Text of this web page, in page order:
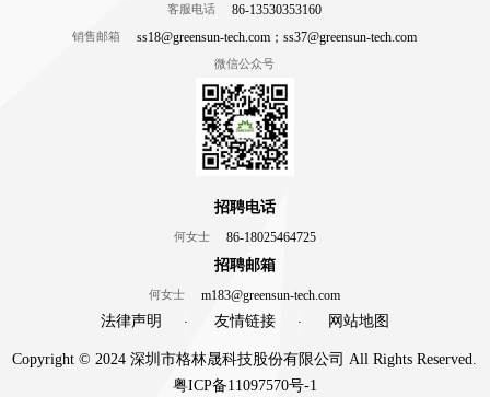
法律声明 · 友情链接 · 网站地图
Copyright © 2024 深圳市格林晟科技股份有限公司 All Rights Reserved.
粤ICP备11097570号-1
客服电话 86-13530353160
销售邮箱 ss18@greensun-tech.com；ss37@greensun-tech.com
微信公众号
招聘电话
何女士 86-18025464725
招聘邮箱
何女士 m183@greensun-tech.com